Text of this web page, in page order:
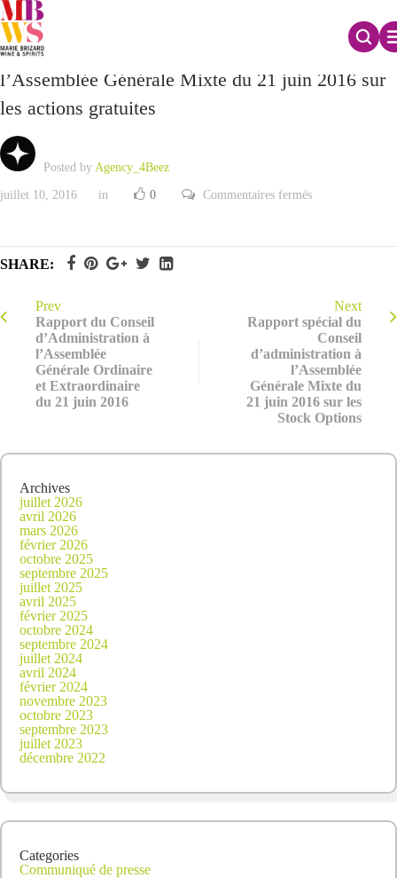
Rapport spécial du Conseil d’administration à
l’Assemblée Générale Mixte du 21 juin 2016 sur
les actions gratuites
Posted by Agency_4Beez
juillet 10, 2016 in 0 Commentaires ferméssur
Mixte
du
21
juin
2016
sur
les
actions
gratuites
SHARE:
Prev
Rapport du Conseil
d’Administration à
l’Assemblée
Générale Ordinaire
et Extraordinaire
du 21 juin 2016
Next
Rapport spécial du
Conseil
d’administration à
l’Assemblée
Générale Mixte du
21 juin 2016 sur les
Stock Options
Archives
juillet 2026
avril 2026
mars 2026
février 2026
octobre 2025
septembre 2025
juillet 2025
avril 2025
février 2025
octobre 2024
septembre 2024
juillet 2024
avril 2024
février 2024
novembre 2023
octobre 2023
septembre 2023
juillet 2023
décembre 2022
Categories
Communiqué de presse